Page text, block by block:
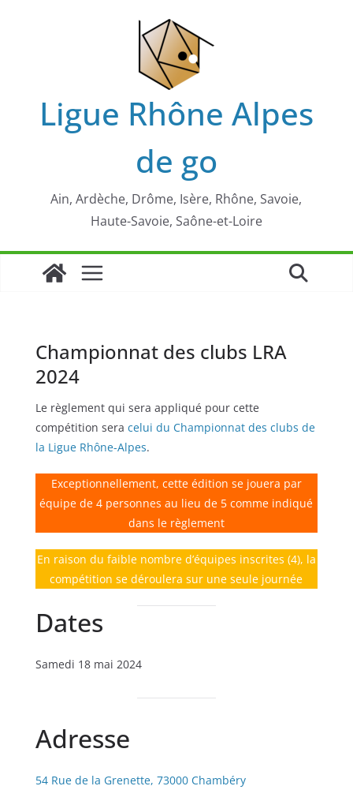
Ligue Rhône Alpes
de go
Ain, Ardèche, Drôme, Isère, Rhône, Savoie,
Haute-Savoie, Saône-et-Loire
Championnat des clubs LRA
2024
Le règlement qui sera appliqué pour cette
compétition sera celui du Championnat des clubs de
la Ligue Rhône-Alpes.
Exceptionnellement, cette édition se jouera par
équipe de 4 personnes au lieu de 5 comme indiqué
dans le règlement
En raison du faible nombre d’équipes inscrites (4), la
compétition se déroulera sur une seule journée
Dates
Samedi 18 mai 2024
Adresse
54 Rue de la Grenette, 73000 Chambéry